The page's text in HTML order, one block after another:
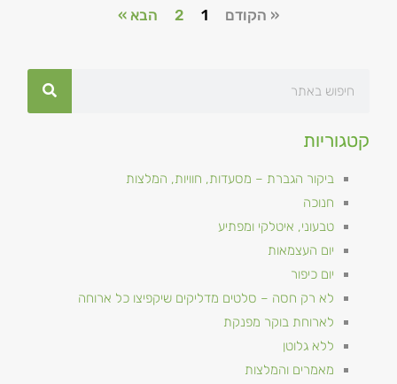
קטגוריות
ביקור הגברת – מסעדות, חוויות, המלצות
חנוכה
טבעוני, איטלקי ומפתיע
יום העצמאות
יום כיפור
לא רק חסה – סלטים מדליקים שיקפיצו כל ארוחה
לארוחת בוקר מפנקת
ללא גלוטן
מאמרים והמלצות
« הקודם 1
2 הבא »